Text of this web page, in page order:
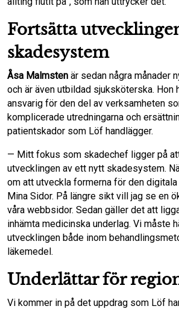
Fortsätta
skadesystem
Åsa Malmsten är sedan några månader
och är även utbildad sjuksköterska.
ansvarig för den del av verksamheten
komplicerade utredningarna och
patientskador som Löf handlägger.
— Mitt fokus som skadechef ligger på
utvecklingen av ett nytt skadesystem.
om att utveckla formerna för den
Mina Sidor. På längre sikt vill jag se en
våra webbsidor. Sedan gäller det att
inhämta medicinska underlag. Vi måste
utvecklingen både inom
läkemedel.
Underlättar för
Vi kommer in på det uppdrag som Löf